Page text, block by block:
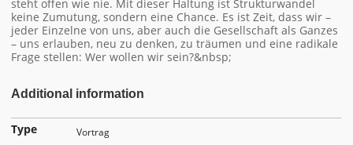
steht offen wie nie. Mit dieser Haltung ist Strukturwandel
keine Zumutung, sondern eine Chance. Es ist Zeit, dass wir –
jeder Einzelne von uns, aber auch die Gesellschaft als Ganzes
– uns erlauben, neu zu denken, zu träumen und eine radikale
Frage stellen: Wer wollen wir sein?&nbsp;
Additional information
Type Vortrag